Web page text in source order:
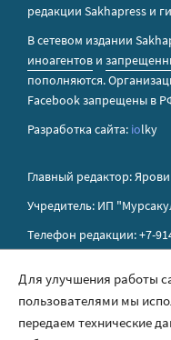
редакции Sakhapress и
В сетевом издании
иноагентов и
пополняются.
Facebook запрещены в
Разработка сайта: iolky
Главный редактор:
Учредитель: ИП
Телефон редакции: +7-
Правила сайта
Для улучшения работы
пользователями мы
передаем технические